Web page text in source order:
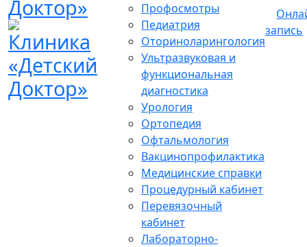
Профосмотры
Педиатрия
Оториноларингология
Ультразвуковая и
функциональная
диагностика
Урология
Ортопедия
Офтальмология
Вакцинопрофилактика
Медицинские справки
Процедурный кабинет
Перевязочный
кабинет
Лабораторно-
запись